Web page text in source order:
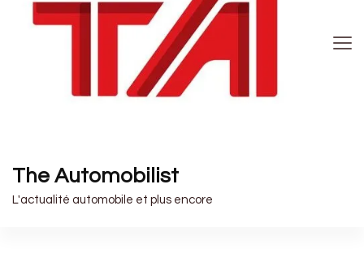
The Automobilist
L'actualité automobile et plus encore